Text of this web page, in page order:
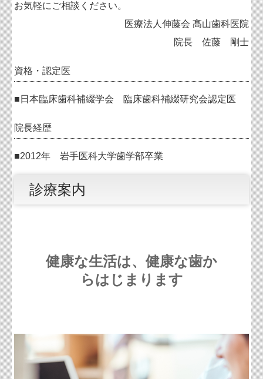
お気軽にご相談ください。
医療法人伸藤会 髙山歯科医院
院長 佐藤 剛士
資格・認定医
■日本臨床歯科補綴学会 臨床歯科補綴研究会認定医
院長経歴
■2012年 岩手医科大学歯学部卒業
診療案内
健康な生活は、健康な歯か
らはじまります